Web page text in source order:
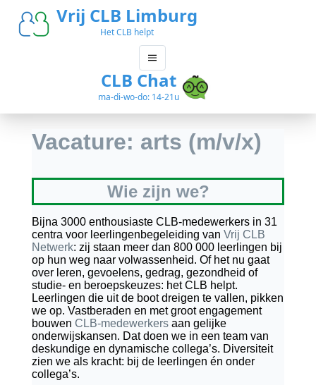
Vrij CLB Limburg
Het CLB helpt
CLB Chat
ma-di-wo-do: 14-21u
Vacature: arts (m/v/x)
Wie zijn we?
Bijna 3000 enthousiaste CLB-medewerkers in 31
centra voor leerlingenbegeleiding van Vrij CLB
Netwerk: zij staan meer dan 800 000 leerlingen bij
op hun weg naar volwassenheid. Of het nu gaat
over leren, gevoelens, gedrag, gezondheid of
studie- en beroepskeuzes: het CLB helpt.
Leerlingen die uit de boot dreigen te vallen, pikken
we op. Vastberaden en met groot engagement
bouwen CLB-medewerkersaan gelijke
onderwijskansen. Dat doen we in een team van
deskundige en dynamische collega’s. Diversiteit
zien we als kracht: bij de leerlingen én onder
collega’s.